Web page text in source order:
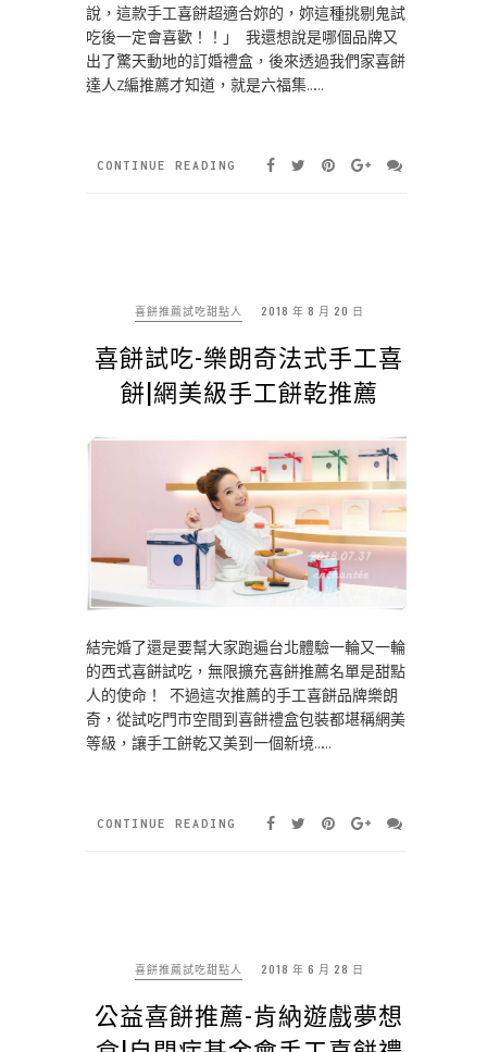
說，這款手工喜餅超適合妳的，妳這種挑剔鬼試
吃後一定會喜歡！！」 我還想說是哪個品牌又
出了驚天動地的訂婚禮盒，後來透過我們家喜餅
達人Z編推薦才知道，就是六福集……
CONTINUE READING
喜餅推薦試吃甜點人 2018 年 8 月 20 日
喜餅試吃-樂朗奇法式手工喜
餅|網美級手工餅乾推薦
結完婚了還是要幫大家跑遍台北體驗一輪又一輪
的西式喜餅試吃，無限擴充喜餅推薦名單是甜點
人的使命！ 不過這次推薦的手工喜餅品牌樂朗
奇，從試吃門市空間到喜餅禮盒包裝都堪稱網美
等級，讓手工餅乾又美到一個新境……
CONTINUE READING
喜餅推薦試吃甜點人 2018 年 6 月 28 日
公益喜餅推薦-肯納遊戲夢想